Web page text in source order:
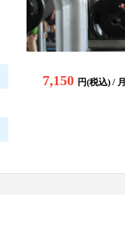
7,150 円(税込) / 月